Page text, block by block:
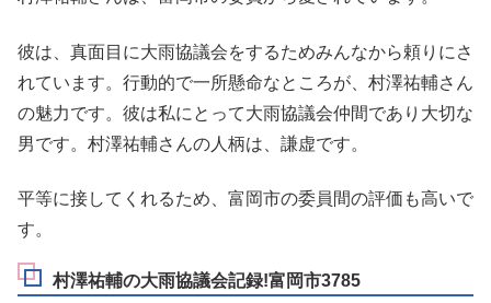
彼は、真面目に大雨協議会をするためみんなから頼りにさ
れています。行動的で一所懸命なところが、村澤祐輔さん
の魅力です。彼は私にとって大雨協議会仲間であり大切な
男です。村澤祐輔さんの人柄は、謙虚です。
平等に接してくれるため、富岡市の委員間の評価も高いで
す。
村澤祐輔の大雨協議会記録!富岡市3785